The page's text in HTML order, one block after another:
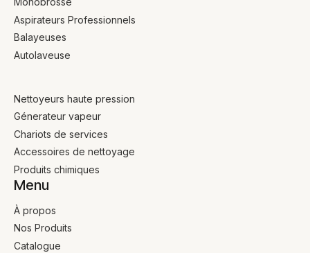
Aspirateurs Professionnels
Balayeuses
Autolaveuse
Nettoyeurs haute pression
Génerateur vapeur
Chariots de services
Accessoires de nettoyage
Produits chimiques
Menu
À propos
Nos Produits
Catalogue